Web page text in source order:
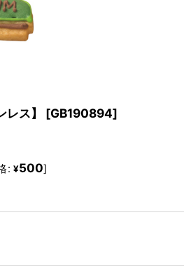
ス】 [GB190894]
: ¥500]